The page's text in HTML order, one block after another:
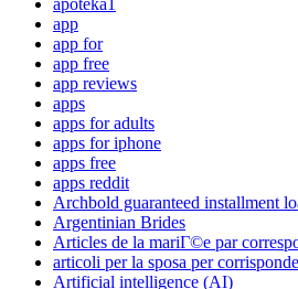
apoteka1
app
app for
app free
app reviews
apps
apps for adults
apps for iphone
apps free
apps reddit
Archbold guaranteed installment
Argentinian Brides
Articles de la mariГ©e par
articoli per la sposa per
Artificial intelligence (AI)